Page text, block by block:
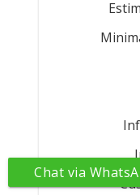
Chat via